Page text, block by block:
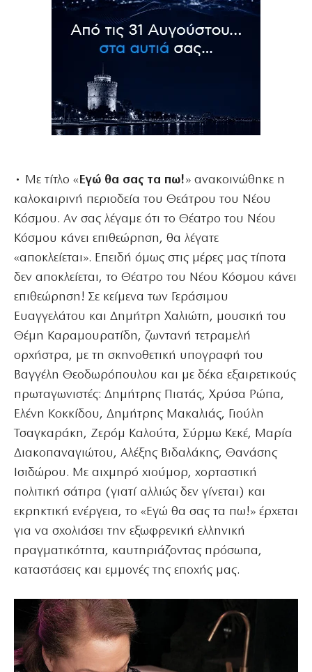
• Με τίτλο «Εγώ θα σας τα πω!» ανακοινώθηκε η
καλοκαιρινή περιοδεία του Θεάτρου του Νέου
Κόσμου. Αν σας λέγαμε ότι το Θέατρο του Νέου
Κόσμου κάνει επιθεώρηση, θα λέγατε
«αποκλείεται». Επειδή όμως στις μέρες μας τίποτα
δεν αποκλείεται, το Θέατρο του Νέου Κόσμου κάνει
επιθεώρηση! Σε κείμενα των Γεράσιμου
Ευαγγελάτου και Δημήτρη Χαλιώτη, μουσική του
Θέμη Καραμουρατίδη, ζωντανή τετραμελή
ορχήστρα, με τη σκηνοθετική υπογραφή του
Βαγγέλη Θεοδωρόπουλου και με δέκα εξαιρετικούς
πρωταγωνιστές: Δημήτρης Πιατάς, Χρύσα Ρώπα,
Ελένη Κοκκίδου, Δημήτρης Μακαλιάς, Γιούλη
Τσαγκαράκη, Ζερόμ Καλούτα, Σύρμω Κεκέ, Μαρία
Διακοπαναγιώτου, Αλέξης Βιδαλάκης, Θανάσης
Ισιδώρου. Με αιχμηρό χιούμορ, χορταστική
πολιτική σάτιρα (γιατί αλλιώς δεν γίνεται) και
εκρηκτική ενέργεια, το «Εγώ θα σας τα πω!» έρχεται
για να σχολιάσει την εξωφρενική ελληνική
πραγματικότητα, καυτηριάζοντας πρόσωπα,
καταστάσεις και εμμονές της εποχής μας.